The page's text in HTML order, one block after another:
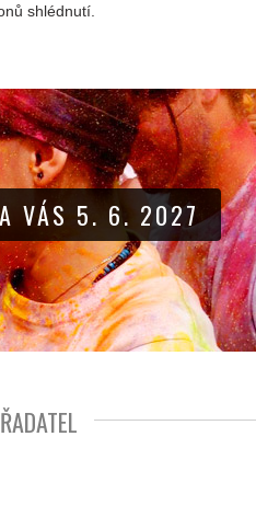
shlédnutí.
VÁS 5. 6. 2027